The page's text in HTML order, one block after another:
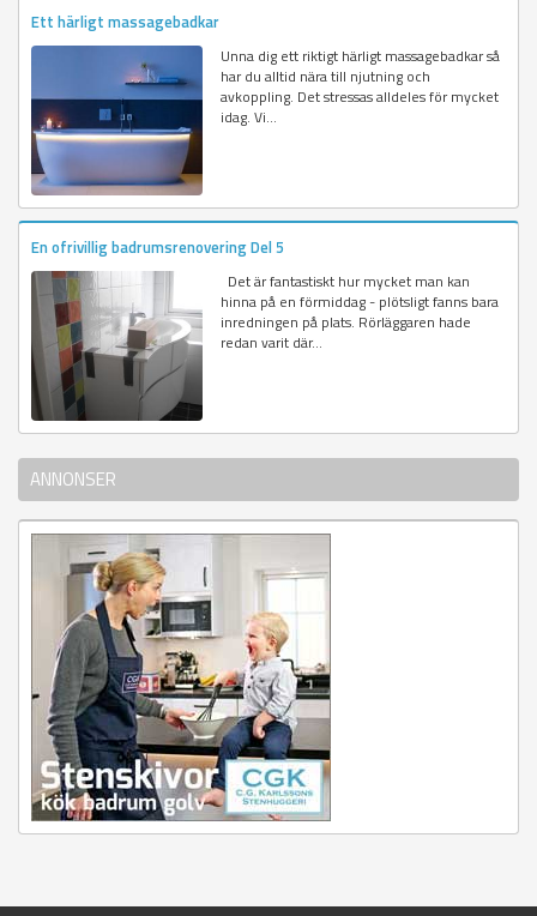
Ett härligt massagebadkar
Unna dig ett riktigt härligt massagebadkar så
har du alltid nära till njutning och
avkoppling. Det stressas alldeles för mycket
idag. Vi...
En ofrivillig badrumsrenovering Del 5
Det är fantastiskt hur mycket man kan
hinna på en förmiddag - plötsligt fanns bara
inredningen på plats. Rörläggaren hade
redan varit där...
ANNONSER